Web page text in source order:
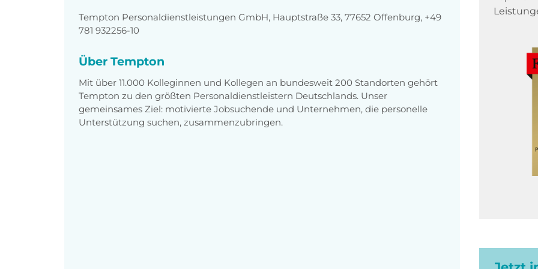
Tempton Personaldienstleistungen GmbH, Hauptstraße 33, 77652 Offenburg, +49
781 932256-10
Über Tempton
Mit über 11.000 Kolleginnen und Kollegen an bundesweit 200 Standorten gehört
Tempton zu den größten Personaldienstleistern Deutschlands. Unser
gemeinsames Ziel: motivierte Jobsuchende und Unternehmen, die personelle
Unterstützung suchen, zusammenzubringen.